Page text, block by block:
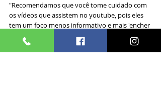
"Recomendamos que você tome cuidado com
os vídeos que assistem no youtube, pois eles
tem um foco menos informativo e mais 'encher
linguiça' e passam procedimentos
mirabolantes, como 10 hábitos que você deve